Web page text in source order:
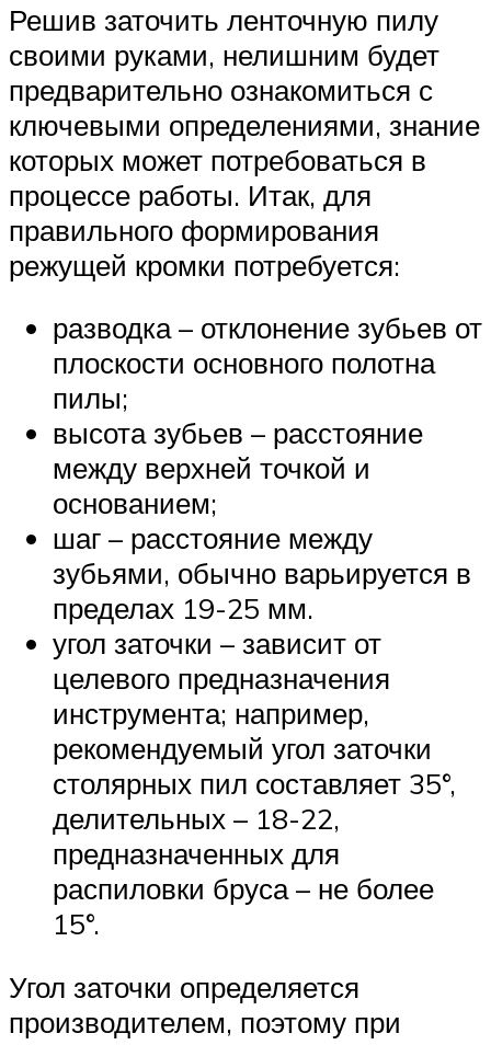
Решив заточить ленточную пилу
своими руками, нелишним будет
предварительно ознакомиться с
ключевыми определениями, знание
которых может потребоваться в
процессе работы. Итак, для
правильного формирования
режущей кромки потребуется:
разводка – отклонение зубьев от
плоскости основного полотна
пилы;
высота зубьев – расстояние
между верхней точкой и
основанием;
шаг – расстояние между
зубьями, обычно варьируется в
пределах 19-25 мм.
угол заточки – зависит от
целевого предназначения
инструмента; например,
рекомендуемый угол заточки
столярных пил составляет 35°,
делительных – 18-22,
предназначенных для
распиловки бруса – не более
15°.
Угол заточки определяется
производителем, поэтому при